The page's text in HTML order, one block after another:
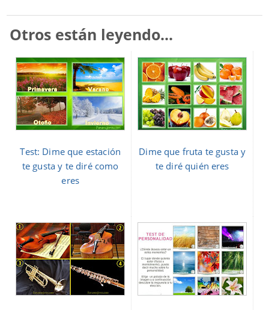
Otros están leyendo...
Test: Dime que estación
te gusta y te diré como
eres
Dime que fruta te gusta y
te diré quién eres